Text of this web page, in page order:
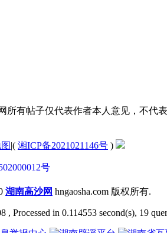
所有帖子仅代表作者本人意见，不代
|( 湘ICP备2021021146号 )
号
湖南高沙网 hngaosha.com 版权所有.
, Processed in 0.114553 second(s), 19